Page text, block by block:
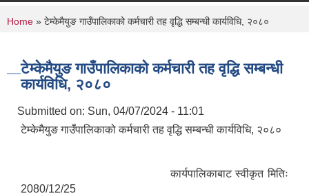
You are here
Home » टेम्केमैयुङ गाउँपालिकाको कर्मचारी तह वृद्धि सम्बन्धी कार्यविधि, २०८०
टेम्केमैयुङ गाउँपालिकाको कर्मचारी तह वृद्धि सम्बन्धी
कार्यविधि, २०८०
Submitted on: Sun, 04/07/2024 - 11:01
टेम्केमैयुङ गाउँपालिकाको कर्मचारी तह वृद्धि सम्बन्धी कार्यविधि, २०८०
कार्यपालिकाबाट स्वीकृत मितिः
2080/12/25